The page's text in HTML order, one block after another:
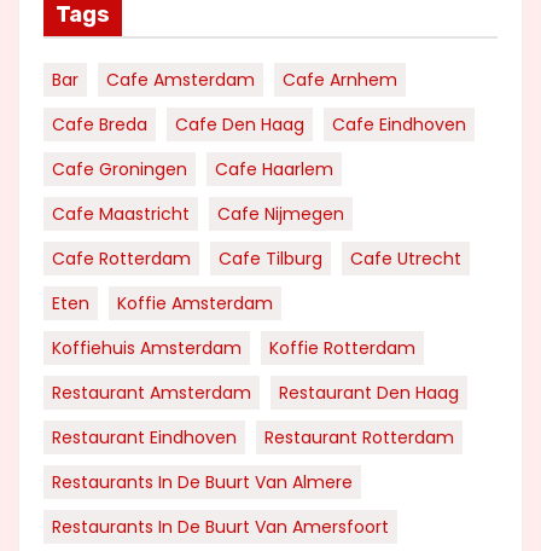
Tags
Bar Cafe Amsterdam
Cafe Arnhem
Cafe Breda
Cafe Den Haag
Cafe Eindhoven
Cafe Groningen
Cafe Haarlem
Cafe Maastricht
Cafe Nijmegen
Cafe Rotterdam
Cafe Tilburg
Cafe Utrecht
Eten
Koffie Amsterdam
Koffiehuis Amsterdam
Koffie Rotterdam
Restaurant Amsterdam
Restaurant Den Haag
Restaurant Eindhoven
Restaurant Rotterdam
Restaurants In De Buurt Van Almere
Restaurants In De Buurt Van Amersfoort